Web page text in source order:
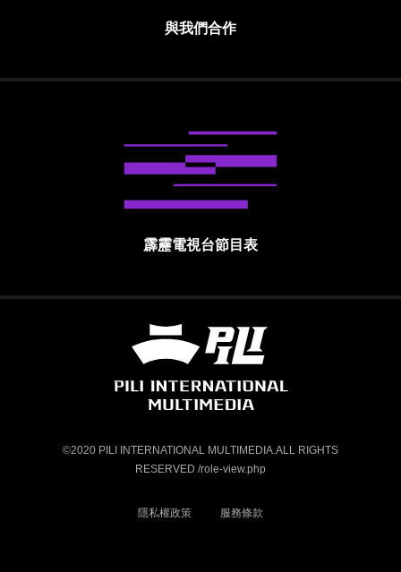
與我們合作
霹靂電視台節目表
霹靂國際多媒體股份有限公司 PILI
©2020 PILI INTERNATIONAL MULTIMEDIA.ALL RIGHTS
RESERVED /role-view.php
隱私權政策 服務條款